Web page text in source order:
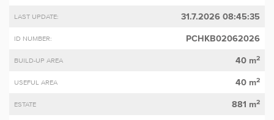
LAST UPDATE: 31.7.2026 08:45:35
ID NUMBER: PCHKB02062026
BUILD-UP AREA 40 m2
USEFUL AREA 40 m2
ESTATE 881 m2